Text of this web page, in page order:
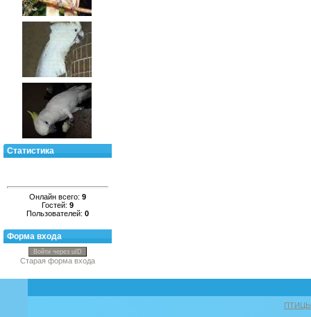
Статистика
Онлайн всего: 9
Гостей: 9
Пользователей: 0
Форма входа
Войти через uID
Старая форма входа